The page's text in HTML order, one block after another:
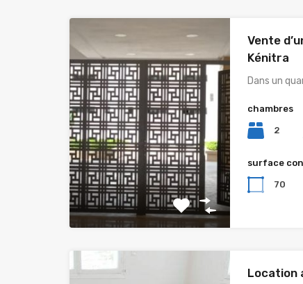
Vente
Kénitra
Dans un
chambres
2
surface
70
Location